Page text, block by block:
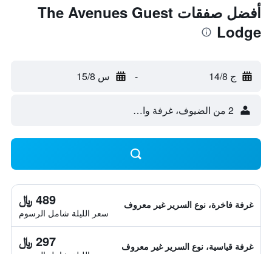
أفضل صفقات The Avenues Guest
Lodge
ج 14/8 - س 15/8
2 من الضيوف، غرفة واحدة
غرفة فاخرة، نوع السرير غير معروف 489 ﷼
سعر الليلة شامل الرسوم
غرفة قياسية، نوع السرير غير معروف 297 ﷼